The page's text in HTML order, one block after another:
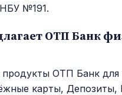
№191.
ОТП Банк
ОТП Банк для
карты, Депозиты,